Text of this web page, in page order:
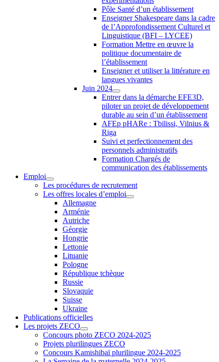
Pôle Santé d’un établissement
Enseigner Shakespeare dans la cadre
de l’Approfondissement Culturel et
Linguistique (BFI – LYCEE)
Formation Mettre en œuvre la
politique documentaire de
l’établissement
Enseigner et utiliser la littérature en
langues vivantes
Juin 2024
Entrer dans la démarche EFE3D,
piloter un projet de développement
durable au sein d’un établissement
AFEp pHARe : Tbilissi, Vilnius &
Riga
Suivi et perfectionnement des
personnels administratifs
Formation Chargés de
communication des établissements
Emploi
Les procédures de recrutement
Les offres locales d’emploi
Allemagne
Arménie
Autriche
Géorgie
Hongrie
Lettonie
Lituanie
Pologne
République tchèque
Russie
Slovaquie
Suisse
Ukraine
Publications officielles
Les projets ZECO
Concours photo ZECO 2024-2025
Projets plurilingues ZECO
Concours Kamishibaï plurilingue 2024-2025